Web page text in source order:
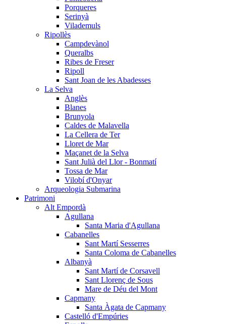
Porqueres
Serinyà
Vilademuls
Ripollès
Campdevànol
Queralbs
Ribes de Freser
Ripoll
Sant Joan de les Abadesses
La Selva
Anglès
Blanes
Brunyola
Caldes de Malavella
La Cellera de Ter
Lloret de Mar
Maçanet de la Selva
Sant Julià del Llor - Bonmatí
Tossa de Mar
Vilobí d'Onyar
Arqueologia Submarina
Patrimoni
Alt Empordà
Agullana
Santa Maria d'Agullana
Cabanelles
Sant Martí Sesserres
Santa Coloma de Cabanelles
Albanyà
Sant Martí de Corsavell
Sant Llorenç de Sous
Mare de Déu del Mont
Capmany
Santa Àgata de Capmany
Castelló d'Empúries